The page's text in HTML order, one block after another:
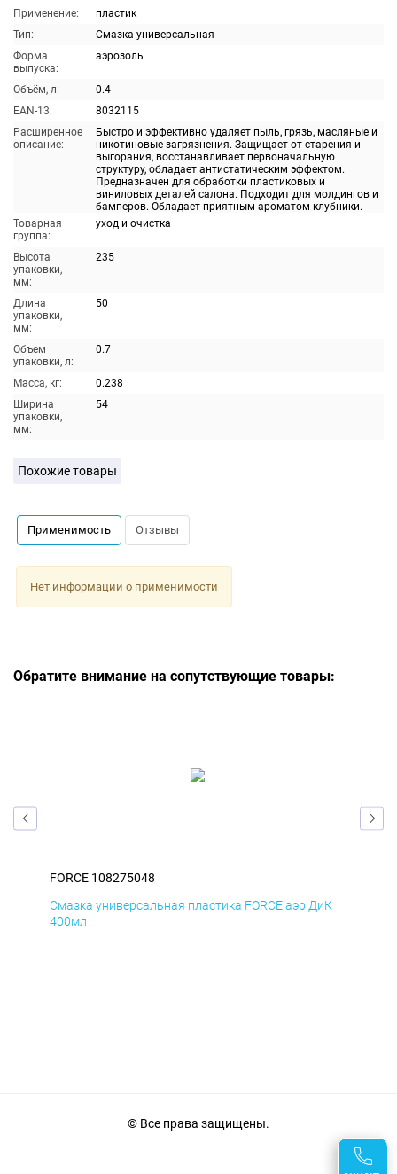
Применение:
пластик
Тип:
Смазка универсальная
Форма
выпуска:
аэрозоль
Объём, л:
0.4
EAN-13:
8032115
Расширенное
описание:
Быстро и эффективно удаляет пыль, грязь, масляные и
никотиновые загрязнения. Защищает от старения и
выгорания, восстанавливает первоначальную
структуру, обладает антистатическим эффектом.
Предназначен для обработки пластиковых и
виниловых деталей салона. Подходит для молдингов и
бамперов. Обладает приятным ароматом клубники.
Товарная
группа:
уход и очистка
Высота
упаковки,
мм:
235
Длина
упаковки,
мм:
50
Объем
упаковки, л:
0.7
Масса, кг:
0.238
Ширина
упаковки,
мм:
54
Похожие товары
Применимость Отзывы
Нет информации о применимости
Обратите внимание на сопутствующие товары:
FORCE 108275048
Смазка универсальная пластика FORCE аэр ДиК
400мл
© Все права защищены.